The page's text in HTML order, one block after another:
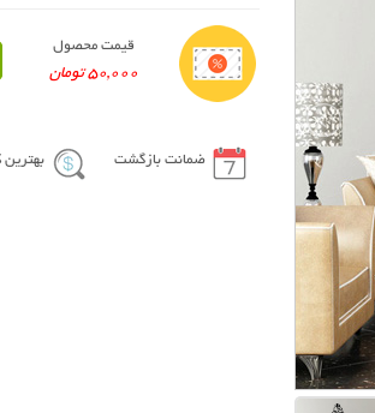
قیمت محصول
50,000 تومان
ضمانت بازگشت